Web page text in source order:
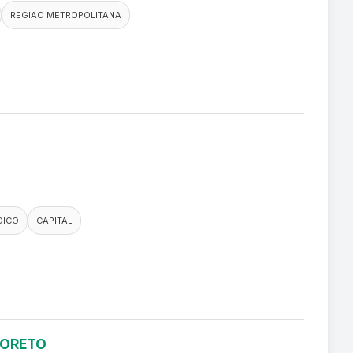
REGIAO METROPOLITANA
CAPITAL